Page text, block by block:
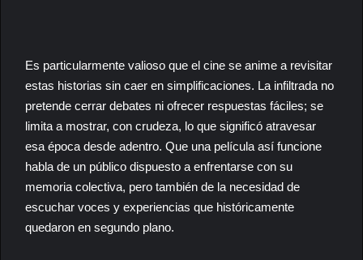
Es particularmente valioso que el cine se anime a revisitar
estas historias sin caer en simplificaciones. La infiltrada no
pretende cerrar debates ni ofrecer respuestas fáciles; se
limita a mostrar, con crudeza, lo que significó atravesar
esa época desde adentro. Que una película así funcione
habla de un público dispuesto a enfrentarse con su
memoria colectiva, pero también de la necesidad de
escuchar voces y experiencias que históricamente
quedaron en segundo plano.